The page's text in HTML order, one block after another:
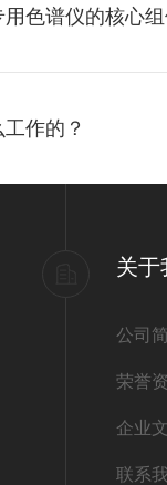
色谱仪的核心
作的？
关于
公司
荣誉
企业
联系